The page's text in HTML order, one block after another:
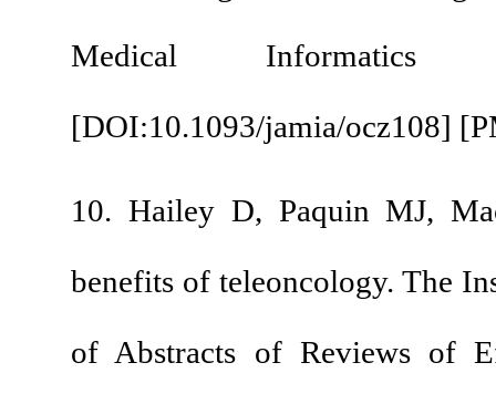
Medical
[DOI:10.1093/jamia/
10. Hailey D,
benefits of
of Abstracts of